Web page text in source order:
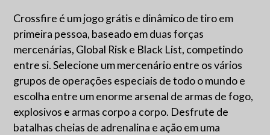
Crossfire é um jogo grátis e dinâmico de tiro em
primeira pessoa, baseado em duas forças
mercenárias, Global Risk e Black List, competindo
entre si. Selecione um mercenário entre os vários
grupos de operações especiais de todo o mundo e
escolha entre um enorme arsenal de armas de fogo,
explosivos e armas corpo a corpo. Desfrute de
batalhas cheias de adrenalina e ação em uma